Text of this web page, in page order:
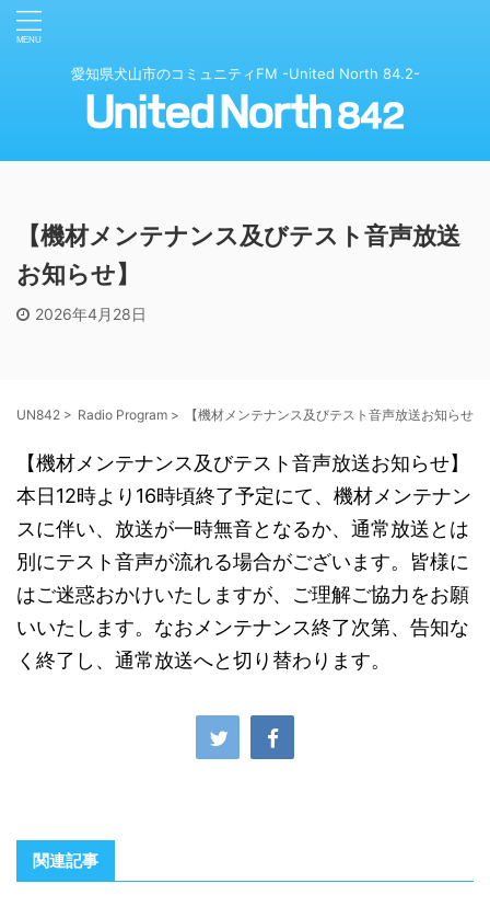
愛知県犬山市のコミュニティFM -United North 84.2-
【機材メンテナンス及びテスト音声放送
お知らせ】
2026年4月28日
UN842 > Radio Program > 【機材メンテナンス及びテスト音声放送お知らせ】
【機材メンテナンス及びテスト音声放送お知らせ】
本日12時より16時頃終了予定にて、機材メンテナン
スに伴い、放送が一時無音となるか、通常放送とは
別にテスト音声が流れる場合がございます。皆様に
はご迷惑おかけいたしますが、ご理解ご協力をお願
いいたします。なおメンテナンス終了次第、告知な
く終了し、通常放送へと切り替わります。
関連記事